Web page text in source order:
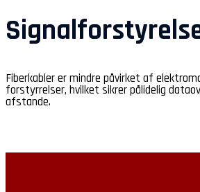
Fiberkabler er mindre påvirket af
forstyrrelser, hvilket sikrer pålidelig
afstande.